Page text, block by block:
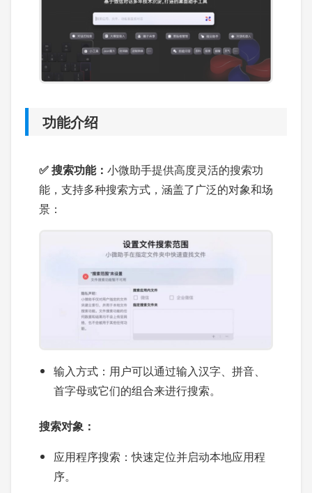
功能介绍
✅ 搜索功能： 小微助手提供高度灵活的搜索功
能，支持多种搜索方式，涵盖了广泛的对象和场
景：
输入方式：用户可以通过输入汉字、拼音、
首字母或它们的组合来进行搜索。
搜索对象：
应用程序搜索：快速定位并启动本地应用程
序。